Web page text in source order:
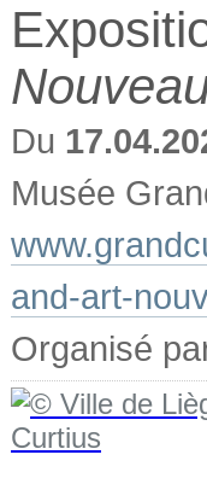
Du
Musée
and-art-
Organisé